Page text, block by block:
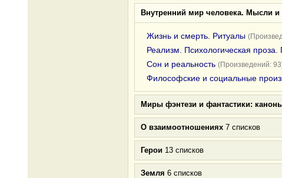
Внутренний мир человека. Мысли и
Жизнь и смерть. Ритуалы
Реализм. Психологическая проза.
Сон и реальность (Произведений:
Философские и социальные
Миры фэнтези и фантастики:
О взаимоотношениях 7 списков
Герои 13 списков
Земля 6 списков